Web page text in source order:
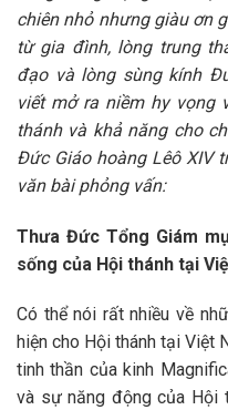
chiên nhỏ nhưng giàu ơn
từ gia đình, lòng trung
đạo và lòng sùng kính
viết mở ra niềm hy vọng
thánh và khả năng cho
Đức Giáo hoàng Lêô XIV
văn bài phỏng vấn:
Thưa Đức Tổng Giám
sống của Hội thánh tại
Có thể nói rất nhiều về
hiện cho Hội thánh tại Việt
tinh thần của kinh
và sự năng động của Hội